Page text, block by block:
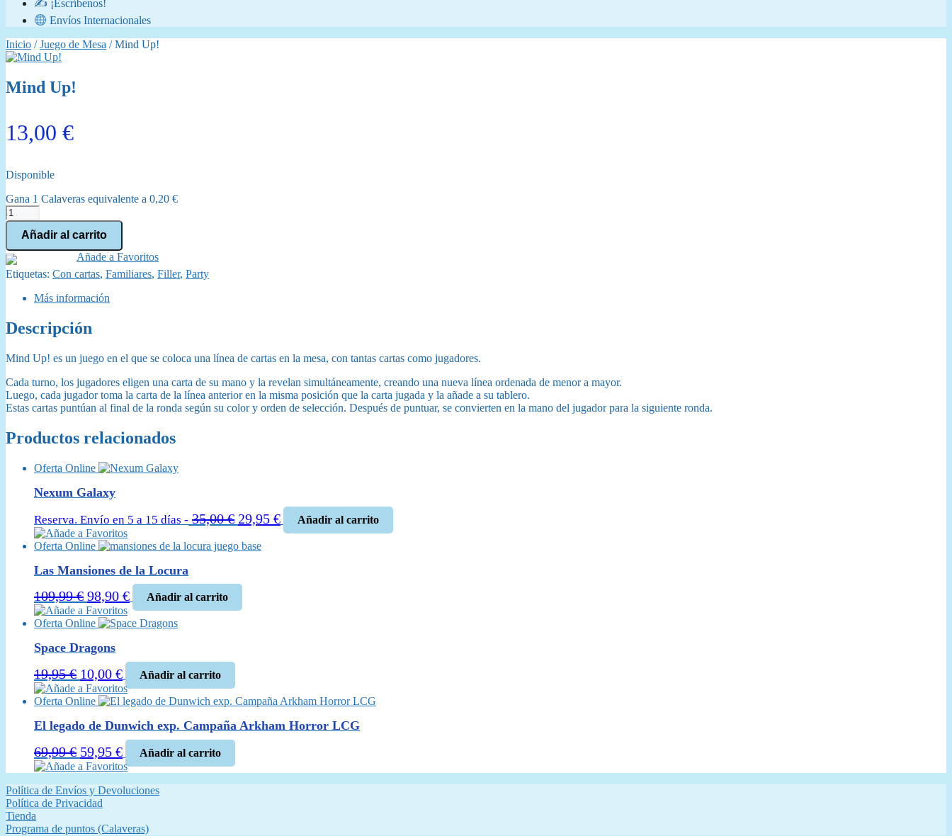
✍️ ¡Escríbenos!
Envíos Internacionales
Inicio /Juego de Mesa / Mind Up!
Mind Up!
13,00 €
Disponible
Gana 1 Calaveras equivalente a 0,20 €
Mind
Up!
cantidad
Añadir al carrito
Añade a Favoritos
Etiquetas: Con cartas, Familiares, Filler, Party
Más información
Descripción
Mind Up! es un juego en el que se coloca una línea de cartas en la mesa, con tantas cartas como jugadores.
Cada turno, los jugadores eligen una carta de su mano y la revelan simultáneamente, creando una nueva línea ordenada de menor a mayor.
Luego, cada jugador toma la carta de la línea anterior en la misma posición que la carta jugada y la añade a su tablero.
Estas cartas puntúan al final de la ronda según su color y orden de selección. Después de puntuar, se convierten en la mano del jugador para la siguiente ronda.
Productos relacionados
Oferta Online
Nexum Galaxy
Reserva. Envío en 5 a 15 días - 35,00€ El
original
35,00 €.
29,95 €El
precio
Añadir al carrito
Añade a Favoritos
Oferta Online
Las Mansiones de la Locura
109,99€ El
precio
original
era:
109,99 €.
98,90 €El
precio
actual
98,90 €.
Añadir al carrito
Añade a Favoritos
Oferta Online
Space Dragons
19,95€ El
precio
original
era:
10,00 €El
precio
actual
es:
10,00 €.
Añadir al carrito
Añade a Favoritos
Oferta Online
El legado de Dunwich exp. Campaña Arkham Horror LCG
69,99€ El
precio
original
era:
59,95 €El
precio
actual
es:
Añadir al carrito
Añade a Favoritos
Política de Envíos y Devoluciones
Política de Privacidad
Tienda
Programa de puntos (Calaveras)